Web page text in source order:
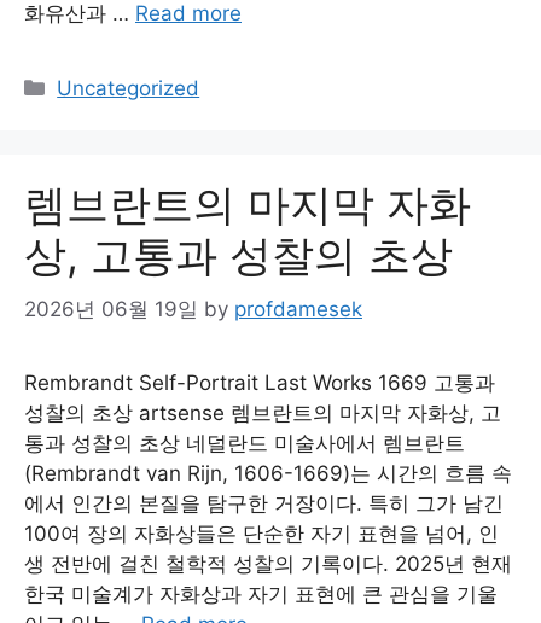
화유산과 … Read more
Categories
Uncategorized
렘브란트의 마지막 자화
상, 고통과 성찰의 초상
2026년 06월 19일 by profdamesek
Rembrandt Self-Portrait Last Works 1669 고통과
성찰의 초상 artsense 렘브란트의 마지막 자화상, 고
통과 성찰의 초상 네덜란드 미술사에서 렘브란트
(Rembrandt van Rijn, 1606-1669)는 시간의 흐름 속
에서 인간의 본질을 탐구한 거장이다. 특히 그가 남긴
100여 장의 자화상들은 단순한 자기 표현을 넘어, 인
생 전반에 걸친 철학적 성찰의 기록이다. 2025년 현재
한국 미술계가 자화상과 자기 표현에 큰 관심을 기울